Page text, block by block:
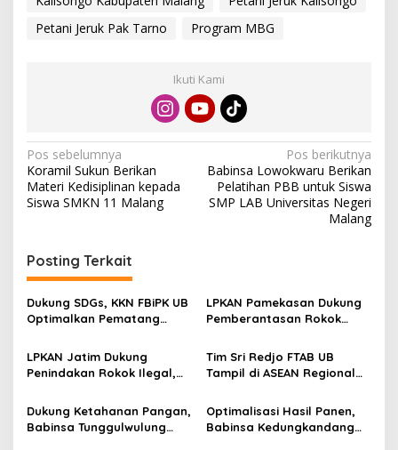
Petani Jeruk Pak Tarno
Program MBG
Ikuti Kami
N
a
v
g
a
s
i
p
o
s
Pos sebelumnya
Koramil Sukun Berikan
Materi Kedisiplinan kepada
Siswa SMKN 11 Malang
Pos berikutnya
Babinsa Lowokwaru Berikan
Pelatihan PBB untuk Siswa
SMP LAB Universitas Negeri
Malang
Posting Terkait
Dukung SDGs, KKN FBiPK UB
Optimalkan Pematang
Plasma Nutfah
LPKAN Pamekasan Dukung
Pemberantasan Rokok
Lindungi Petani Tembakau
Madura
LPKAN Jatim Dukung
Penindakan Rokok Ilegal,
Jangan Korbankan Petani
Tim Sri Redjo FTAB UB
Tampil di ASEAN Regional
PhytoTracker Berbasis AI
Dukung Ketahanan Pangan,
Babinsa Tunggulwulung
Optimalisasi Hasil Panen,
Babinsa Kedungkandang